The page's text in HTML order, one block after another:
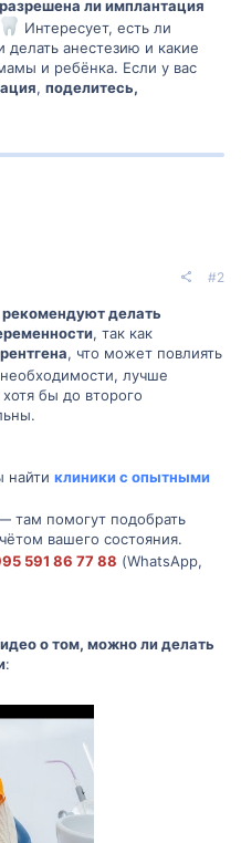
разрешена ли имплантация
Интересует, есть ли
анестезию и какие
и ребёнка. Если у вас
, поделитесь,
#2
рекомендуют делать
, так как
, что может повлиять
лучше
бы до второго
найтиклиники с опытными
там помогут подобрать
вашего состояния.
591 86 77 88 (WhatsApp,
о том, можно ли делать
: